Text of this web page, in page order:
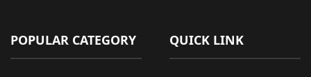
POPULAR CATEGORY QUICK LINK